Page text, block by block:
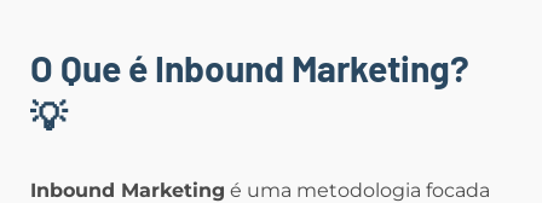
O Que é Inbound Marketing?
💡
Inbound Marketing é uma metodologia focada